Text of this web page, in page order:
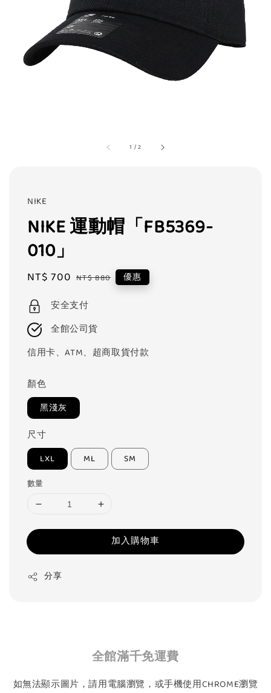
1 /2
NIKE
NIKE 運動帽「FB5369-
010」
Sale
NT$ 700 Regular
NT$ 880 優惠
安全支付
全館公司貨
信用卡、ATM、超商取貨付款
顏色
黑淺灰
尺寸
LXL ML SM
數量
加入購物車
分享
全館滿千免運費
如無法顯示圖片，請用電腦瀏覽，或手機使用CHROME瀏覽